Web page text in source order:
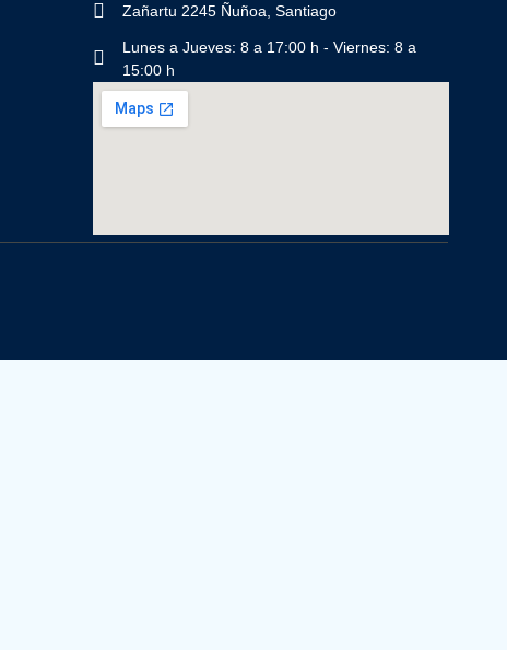
Zañartu 2245 Ñuñoa, Santiago
Lunes a Jueves: 8 a 17:00 h - Viernes: 8 a
15:00 h